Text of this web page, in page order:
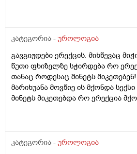
კატეგორია - უროლოგია
გავგიჟდები ერექცის. მიხწევაც
წუთი ფხიზელზე სჭირდება რო
თანაც როდესაც მინეტს
მარიხუანა მოვწიე ის მქონდა სექსი
მინეტს მიკეთებდა რო ერექცია
ერექცია მაგრამ გავგიჟდი
კატეგორია - უროლოგია